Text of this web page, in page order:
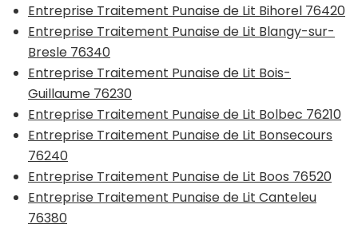
Entreprise Traitement Punaise de Lit Bihorel 76420
Entreprise Traitement Punaise de Lit Blangy-sur-
Bresle 76340
Entreprise Traitement Punaise de Lit Bois-
Guillaume 76230
Entreprise Traitement Punaise de Lit Bolbec 76210
Entreprise Traitement Punaise de Lit Bonsecours
76240
Entreprise Traitement Punaise de Lit Boos 76520
Entreprise Traitement Punaise de Lit Canteleu
76380